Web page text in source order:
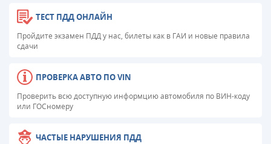
ТЕСТ ПДД ОНЛАЙН
Пройдите экзамен ПДД у нас, билеты как в ГАИ и новые правила
сдачи
ПРОВЕРКА АВТО ПО VIN
Проверить всю доступную информцию автомобиля по ВИН-коду
или ГОСномеру
ЧАСТЫЕ НАРУШЕНИЯ ПДД